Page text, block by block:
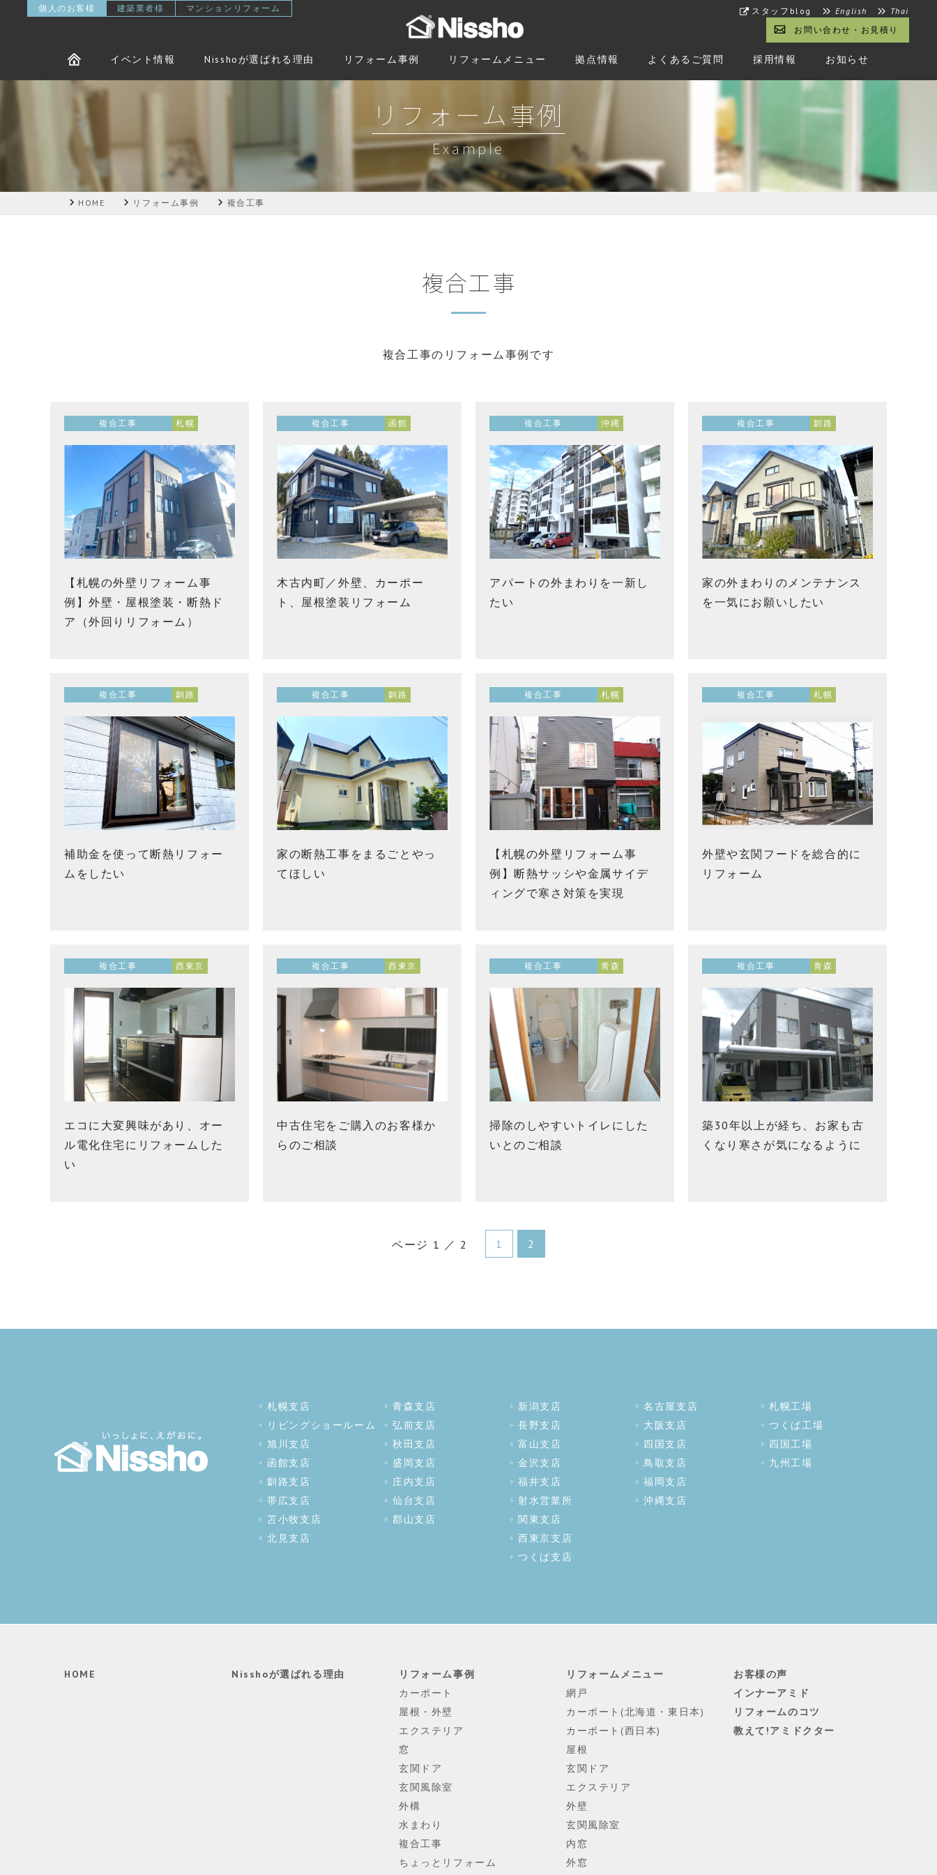
個人のお客様 建築業者様 マンションリフォーム スタッフblog English
Thai
お問い合わせ・お見積り
イベント情報 Nisshoが選ばれる理由 リフォーム事例 リフォームメニュー 拠点情報 よくあるご質問 採用情報 お知らせ
リフォーム事例
Example
HOME リフォーム事例 複合工事
複合工事
複合工事のリフォーム事例です
複合工事 札幌
【札幌の外壁リフォーム事
例】外壁・屋根塗装・断熱ド
ア（外回りリフォーム）
複合工事 函館
木古内町／外壁、カーポー
ト、屋根塗装リフォーム
複合工事 沖縄
アパートの外まわりを一新し
たい
複合工事 釧路
家の外まわりのメンテナンス
を一気にお願いしたい
複合工事 釧路
補助金を使って断熱リフォー
ムをしたい
複合工事 釧路
家の断熱工事をまるごとやっ
てほしい
複合工事 札幌
【札幌の外壁リフォーム事
例】断熱サッシや金属サイデ
ィングで寒さ対策を実現
複合工事 札幌
外壁や玄関フードを総合的に
リフォーム
複合工事 西東京
エコに大変興味があり、オー
ル電化住宅にリフォームした
い
複合工事 西東京
中古住宅をご購入のお客様か
らのご相談
複合工事 青森
掃除のしやすいトイレにした
いとのご相談
複合工事 青森
築30年以上が経ち、お家も古
くなり寒さが気になるように
ページ 1 ／ 2 1 2
札幌支店
リビングショールーム
旭川支店
函館支店
釧路支店
帯広支店
苫小牧支店
北見支店
青森支店
弘前支店
秋田支店
盛岡支店
庄内支店
仙台支店
郡山支店
新潟支店
長野支店
富山支店
金沢支店
福井支店
射水営業所
関東支店
西東京支店
つくば支店
名古屋支店
大阪支店
四国支店
鳥取支店
福岡支店
沖縄支店
札幌工場
つくば工場
四国工場
九州工場
HOME Nisshoが選ばれる理由
リフォーム事例
カーポート
屋根・外壁
エクステリア
窓
玄関ドア
玄関風除室
外構
水まわり
複合工事
ちょっとリフォーム
リフォームメニュー
網戸
カーポート(北海道・東日本)
カーポート(西日本)
屋根
玄関ドア
エクステリア
外壁
玄関風除室
内窓
外窓
お客様の声
インナーアミド
リフォームのコツ
教えて!アミドクター